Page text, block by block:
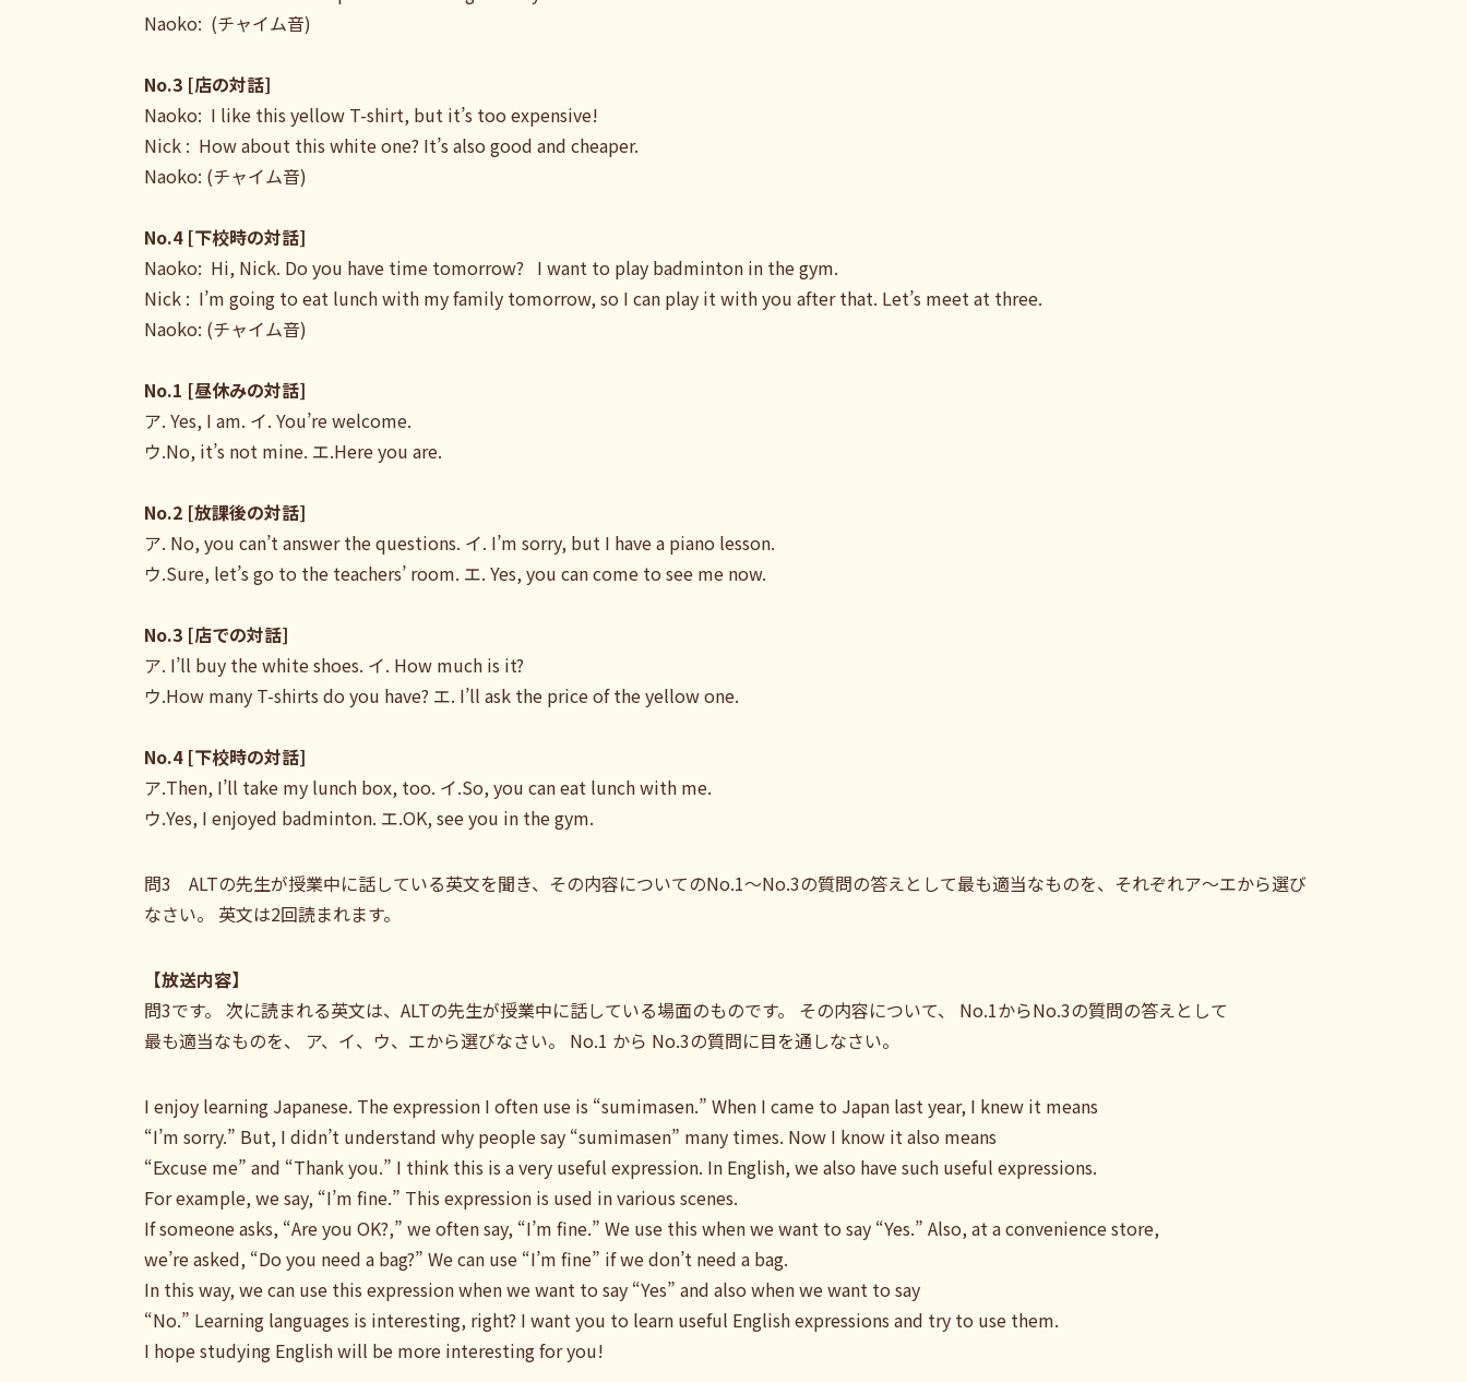
Naoko: (チャイム音)
No.3 [店の対話]
Naoko: I like this yellow T-shirt, but it’s too expensive!
Nick : How about this white one? It’s also good and cheaper.
Naoko: (チャイム音)
No.4 [下校時の対話]
Naoko: Hi, Nick. Do you have time tomorrow? I want to play badminton in the gym.
Nick : I’m going to eat lunch with my family tomorrow, so I can play it with you after that. Let’s meet at three.
Naoko: (チャイム音)
No.1 [昼休みの対話]
ア. Yes, I am. イ. You’re welcome.
ウ.No, it’s not mine. エ.Here you are.
No.2 [放課後の対話]
ア. No, you can’t answer the questions. イ. I’m sorry, but I have a piano lesson.
ウ.Sure, let’s go to the teachers’ room. エ. Yes, you can come to see me now.
No.3 [店での対話]
ア. I’ll buy the white shoes. イ. How much is it?
ウ.How many T-shirts do you have? エ. I’ll ask the price of the yellow one.
No.4 [下校時の対話]
ア.Then, I’ll take my lunch box, too. イ.So, you can eat lunch with me.
ウ.Yes, I enjoyed badminton. エ.OK, see you in the gym.
問3 ALTの先生が授業中に話している英文を聞き、その内容についてのNo.1～No.3の質問の答えとして最も適当なものを、それぞれア～エから選び
なさい。 英文は2回読まれます。
【放送内容】
問3です。 次に読まれる英文は、ALTの先生が授業中に話している場面のものです。 その内容について、 No.1からNo.3の質問の答えとして
最も適当なものを、 ア、イ、ウ、エから選びなさい。 No.1 から No.3の質問に目を通しなさい。
I enjoy learning Japanese. The expression I often use is “sumimasen.” When I came to Japan last year, I knew it means
“I’m sorry.” But, I didn’t understand why people say “sumimasen” many times. Now I know it also means
“Excuse me” and “Thank you.” I think this is a very useful expression. In English, we also have such useful expressions.
For example, we say, “I’m fine.” This expression is used in various scenes.
If someone asks, “Are you OK?,” we often say, “I’m fine.” We use this when we want to say “Yes.” Also, at a convenience store,
we’re asked, “Do you need a bag?” We can use “I’m fine” if we don’t need a bag.
In this way, we can use this expression when we want to say “Yes” and also when we want to say
“No.” Learning languages is interesting, right? I want you to learn useful English expressions and try to use them.
I hope studying English will be more interesting for you!